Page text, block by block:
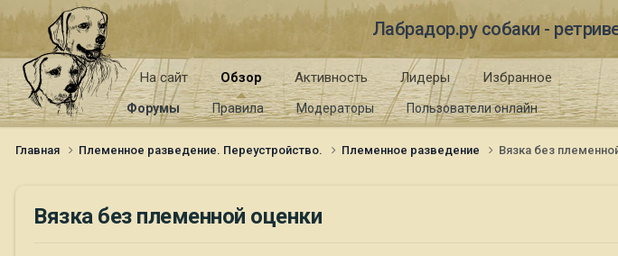
Лабрадор.ру собаки -
На сайт Обзор
Форумы Правила Модераторы Пользователи онлайн
Активность Лидеры Избранное
Главная Племенное разведение. Переустройство. Племенное разведение Вязка без
Вязка без племенной оценки